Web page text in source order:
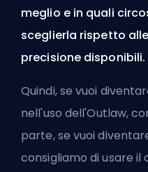
meglio e in quali
sceglierla rispetto
precisione disponibili.
Quindi, se vuoi
nell'uso dell'Outlaw,
parte, se vuoi
consigliamo di usare il